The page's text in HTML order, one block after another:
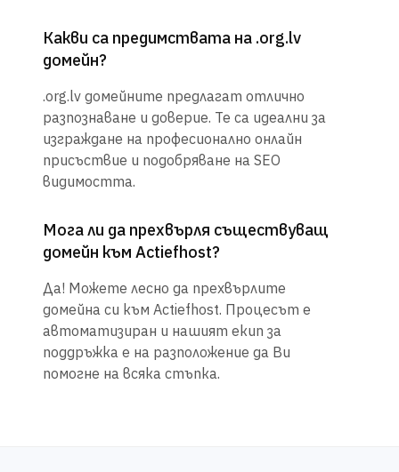
Какви са предимствата на .org.lv
домейн?
.org.lv домейните предлагат отлично
разпознаване и доверие. Те са идеални за
изграждане на професионално онлайн
присъствие и подобряване на SEO
видимостта.
Мога ли да прехвърля съществуващ
домейн към Actiefhost?
Да! Можете лесно да прехвърлите
домейна си към Actiefhost. Процесът е
автоматизиран и нашият екип за
поддръжка е на разположение да Ви
помогне на всяка стъпка.